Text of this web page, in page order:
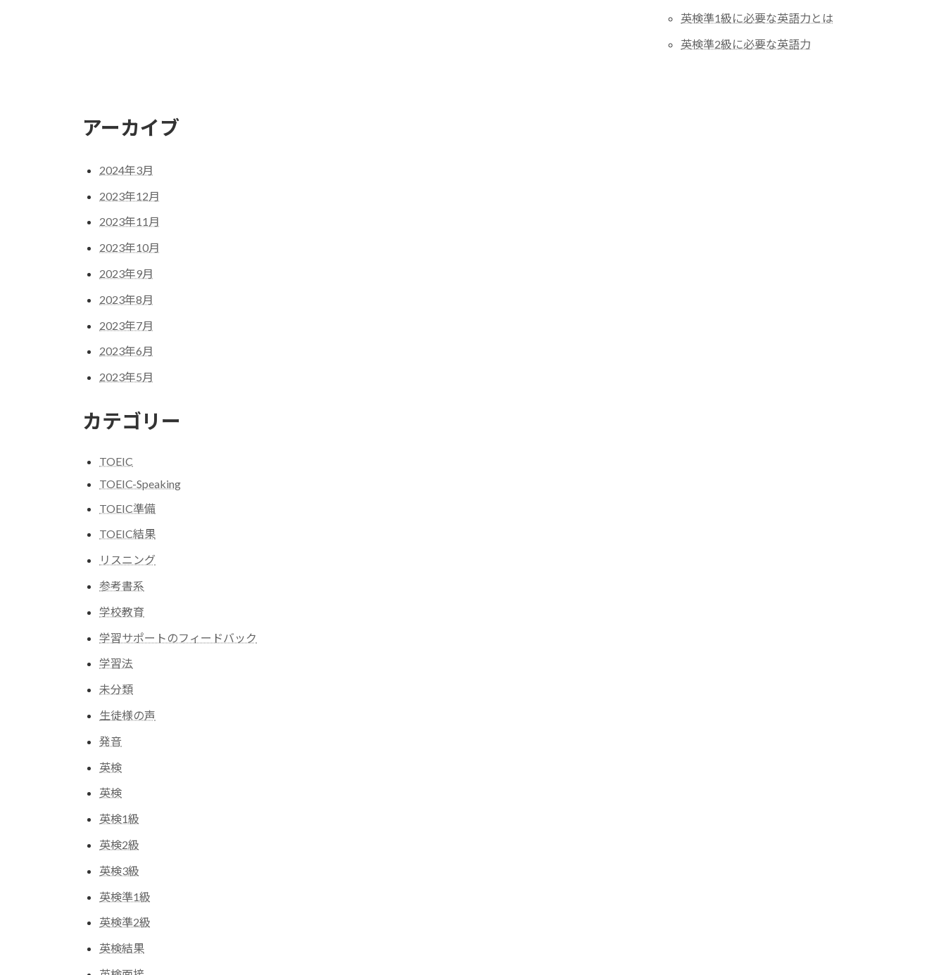
英検準1級に必要な英語力とは
英検準2級に必要な英語力
アーカイブ
2024年3月
2023年12月
2023年11月
2023年10月
2023年9月
2023年8月
2023年7月
2023年6月
2023年5月
カテゴリー
TOEIC
TOEIC-Speaking
TOEIC準備
TOEIC結果
リスニング
参考書系
学校教育
学習サポートのフィードバック
学習法
未分類
生徒様の声
発音
英検
英検
英検1級
英検2級
英検3級
英検準1級
英検準2級
英検結果